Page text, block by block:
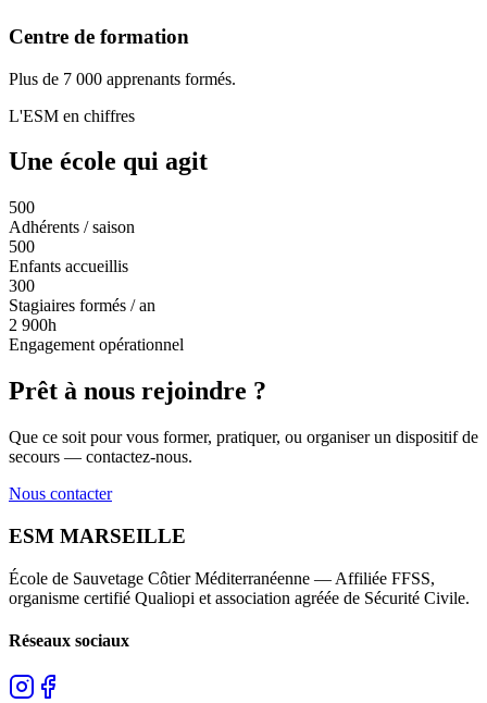
Centre de formation
Plus de 7 000 apprenants formés.
L'ESM en chiffres
Une école qui agit
500
Adhérents / saison
500
Enfants accueillis
300
Stagiaires formés / an
2 900h
Engagement opérationnel
Prêt à nous rejoindre ?
Que ce soit pour vous former, pratiquer, ou organiser un dispositif de
secours — contactez-nous.
Nous contacter
ESM MARSEILLE
École de Sauvetage Côtier Méditerranéenne — Affiliée FFSS,
organisme certifié Qualiopi et association agréée de Sécurité Civile.
Réseaux sociaux